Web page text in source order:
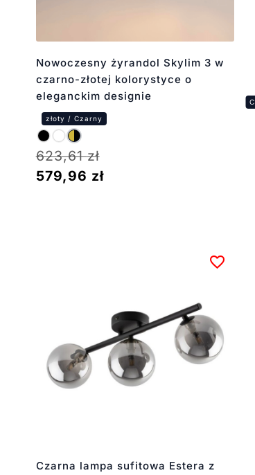
Nowoczesny żyrandol Skylim 3 w
czarno-złotej kolorystyce o
eleganckim designie
623,61zł
579,96 zł
Czarna lampa sufitowa Estera z